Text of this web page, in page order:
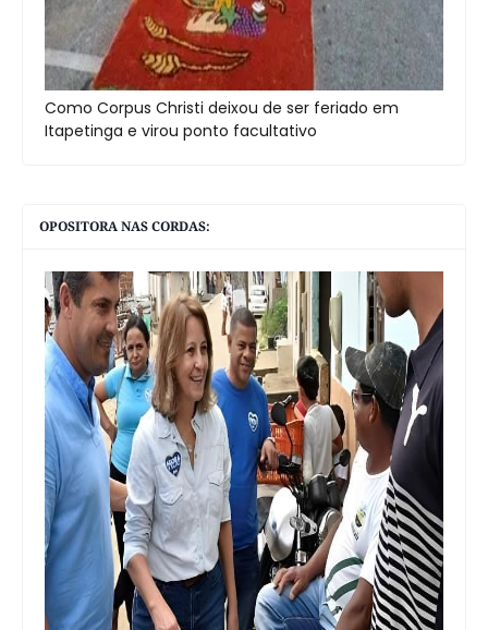
Como Corpus Christi deixou de ser feriado em
Itapetinga e virou ponto facultativo
OPOSITORA NAS CORDAS: